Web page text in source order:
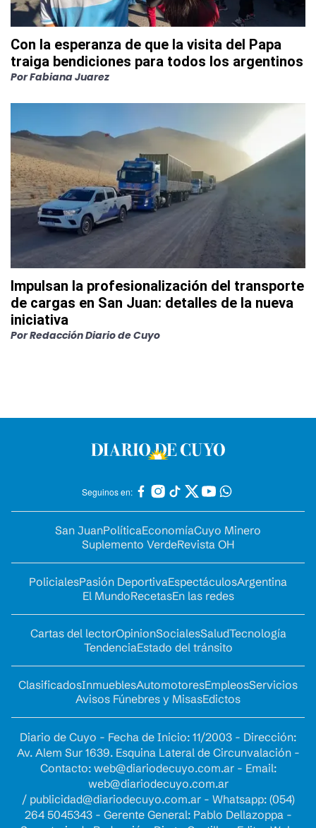
Con la esperanza de que la visita del Papa
traiga bendiciones para todos los argentinos
PorFabiana Juarez
Impulsan la profesionalización del transporte
de cargas en San Juan: detalles de la nueva
iniciativa
PorRedacción Diario de Cuyo
Seguinos en:
San JuanPolíticaEconomíaCuyo Minero
Suplemento VerdeRevista OH
PolicialesPasión DeportivaEspectáculosArgentina
El MundoRecetasEn las redes
Cartas del lectorOpinionSocialesSaludTecnología
TendenciaEstado del tránsito
ClasificadosInmueblesAutomotoresEmpleosServicios
Avisos Fúnebres y MisasEdictos
Diario de Cuyo - Fecha de Inicio: 11/2003 - Dirección:
Av. Alem Sur 1639. Esquina Lateral de Circunvalación -
Contacto: web@diariodecuyo.com.ar- Email:
web@diariodecuyo.com.ar
/ publicidad@diariodecuyo.com.ar- Whatsapp: (054)
264 5045343 - Gerente General: Pablo Dellazoppa -